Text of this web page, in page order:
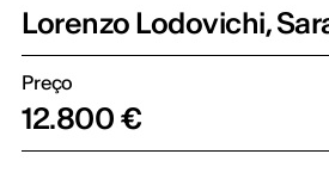
Lorenzo Lodovichi,
Preço
12.800 €